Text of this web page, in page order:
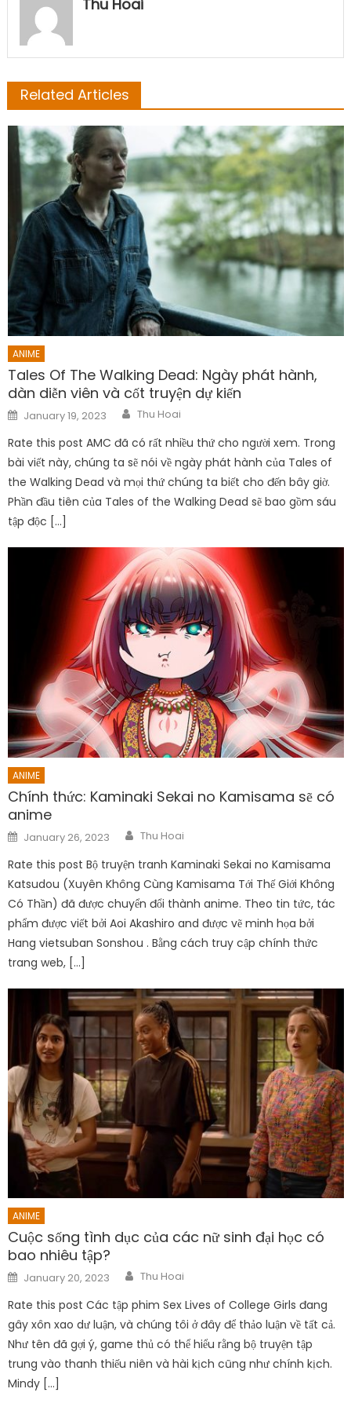
Thu Hoai
Related Articles
ANIME
Tales Of The Walking Dead: Ngày phát hành,
dàn diễn viên và cốt truyện dự kiến
Posted
on
January 19, 2023 Author
Thu Hoai
Rate this post AMC đã có rất nhiều thứ cho người xem. Trong
bài viết này, chúng ta sẽ nói về ngày phát hành của Tales of
the Walking Dead và mọi thứ chúng ta biết cho đến bây giờ.
Phần đầu tiên của Tales of the Walking Dead sẽ bao gồm sáu
tập độc […]
ANIME
Chính thức: Kaminaki Sekai no Kamisama sẽ có
anime
Posted
on
January 26, 2023 Author
Thu Hoai
Rate this post Bộ truyện tranh Kaminaki Sekai no Kamisama
Katsudou (Xuyên Không Cùng Kamisama Tới Thế Giới Không
Có Thần) đã được chuyển đổi thành anime. Theo tin tức, tác
phẩm được viết bởi Aoi Akashiro and được vẽ minh họa bởi
Hang vietsuban Sonshou . Bằng cách truy cập chính thức
trang web, […]
ANIME
Cuộc sống tình dục của các nữ sinh đại học có
bao nhiêu tập?
Posted
on
January 20, 2023 Author
Thu Hoai
Rate this post Các tập phim Sex Lives of College Girls đang
gây xôn xao dư luận, và chúng tôi ở đây để thảo luận về tất cả.
Như tên đã gợi ý, game thủ có thể hiểu rằng bộ truyện tập
trung vào thanh thiếu niên và hài kịch cũng như chính kịch.
Mindy […]